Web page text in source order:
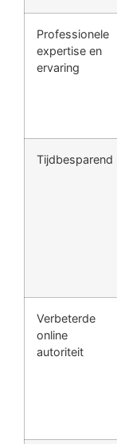
Professionele
expertise en
ervaring
Tijdbesparend
Verbeterde
online
autoriteit